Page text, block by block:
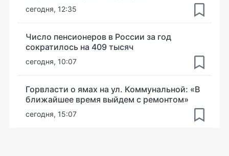
сегодня, 12:35
Число пенсионеров в России за год
сократилось на 409 тысяч
сегодня, 10:07
Горвласти о ямах на ул. Коммунальной: «В
ближайшее время выйдем с ремонтом»
сегодня, 15:07